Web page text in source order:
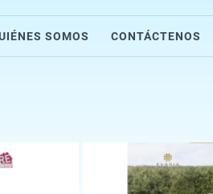
SOMOS CONTÁCTENOS